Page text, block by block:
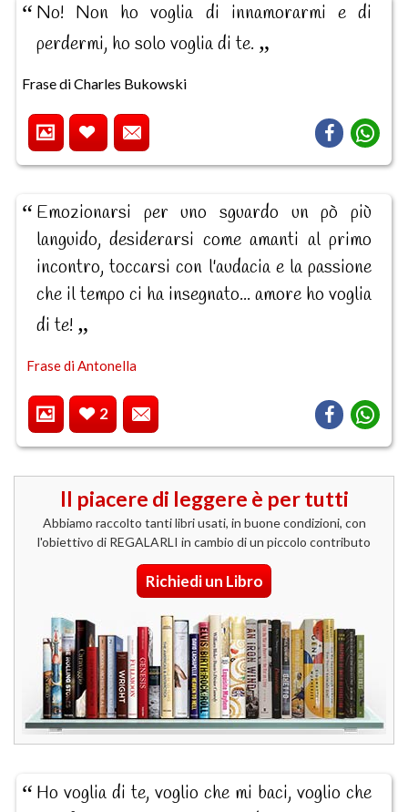
No! Non ho voglia di innamorarmi e di
perdermi, ho solo voglia di te.
Frase di Charles Bukowski
Emozionarsi per uno sguardo un pò più
languido, desiderarsi come amanti al primo
incontro, toccarsi con l'audacia e la passione
che il tempo ci ha insegnato... amore ho voglia
di te!
Frase di Antonella
2
Il piacere di leggere è per tutti
Abbiamo raccolto tanti libri usati, in buone condizioni, con
l'obiettivo di REGALARLI in cambio di un piccolo contributo
Richiedi un Libro
Ho voglia di te, voglio che mi baci, voglio che